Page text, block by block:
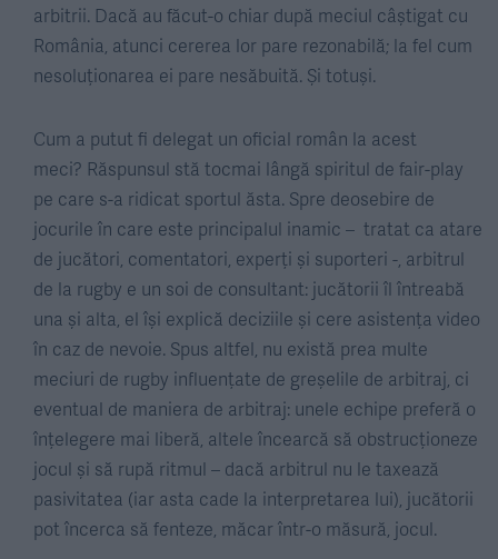
arbitrii. Dacă au făcut-o chiar după meciul câștigat cu
România, atunci cererea lor pare rezonabilă; la fel cum
nesoluționarea ei pare nesăbuită. Și totuși.
Cum a putut fi delegat un oficial român la acest
meci? Răspunsul stă tocmai lângă spiritul de fair-play
pe care s-a ridicat sportul ăsta. Spre deosebire de
jocurile în care este principalul inamic – tratat ca atare
de jucători, comentatori, experți și suporteri -, arbitrul
de la rugby e un soi de consultant: jucătorii îl întreabă
una și alta, el își explică deciziile și cere asistența video
în caz de nevoie. Spus altfel, nu există prea multe
meciuri de rugby influențate de greșelile de arbitraj, ci
eventual de maniera de arbitraj: unele echipe preferă o
înțelegere mai liberă, altele încearcă să obstrucționeze
jocul și să rupă ritmul – dacă arbitrul nu le taxează
pasivitatea (iar asta cade la interpretarea lui), jucătorii
pot încerca să fenteze, măcar într-o măsură, jocul.